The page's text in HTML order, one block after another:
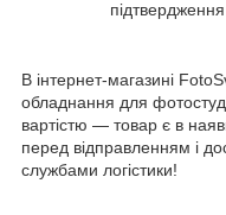
В інтернет-магазині
обладнання для
вартістю — товар є в
перед відправленням і
службами логістики!